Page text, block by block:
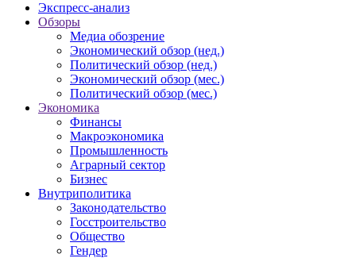
Экспресс-анализ
Обзоры
Медиа обозрение
Экономический обзор (нед.)
Политический обзор (нед.)
Экономический обзор (мес.)
Политический обзор (мес.)
Экономика
Финансы
Макроэкономика
Промышленность
Аграрный сектор
Бизнес
Внутриполитика
Законодательство
Госстроительство
Общество
Гендер